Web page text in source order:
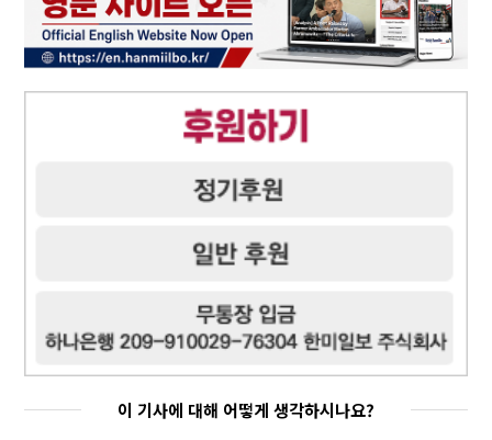
이 기사에 대해 어떻게 생각하시나요?